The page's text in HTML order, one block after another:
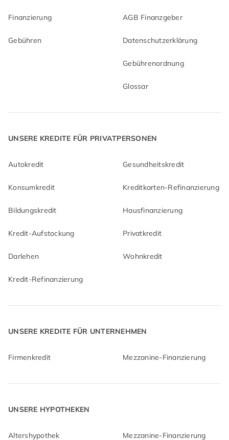
Finanzierung
Gebühren
AGB Finanzgeber
Datenschutzerklärung
Gebührenordnung
Glossar
UNSERE KREDITE FÜR PRIVATPERSONEN
Autokredit Gesundheitskredit
Konsumkredit Kreditkarten-Refinanzierung
Bildungskredit Hausfinanzierung
Kredit-Aufstockung Privatkredit
Darlehen Wohnkredit
Kredit-Refinanzierung
UNSERE KREDITE FÜR UNTERNEHMEN
Firmenkredit Mezzanine-Finanzierung
UNSERE HYPOTHEKEN
Altershypothek Mezzanine-Finanzierung